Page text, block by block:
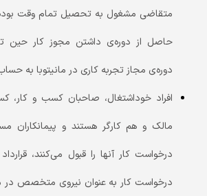
متقاضی مشغول به تحصیل تمام وقت
حاصل از دوره‌ی داشتن مجوز کار حین
دوره‌ی مجاز تجربه کاری در مانیتوبا به
افراد خوداشتغال، صاحبان کسب و کار،
مالک و هم کارگر هستند و پیمانکاران
درخواست کار آنها را قبول می‌کنند،
درخواست کار به عنوان نیروی متخصص در